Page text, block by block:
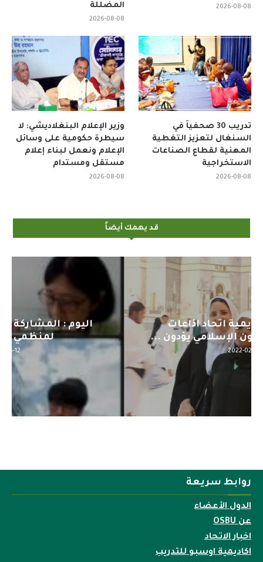
المضللة
2026-08-08
2026-08-08
وزير الإعلام البنغلاديشي: لا
سيطرة حكومية على وسائل
الإعلام ونعمل لبناء إعلام
مستقل ومستدام
2026-08-08
تدريب 30 صحفياً في
السنغال لتعزيز التغطية
المهنية لقطاع الصناعات
الاستخراجية
2026-08-08
قد يهمك أيضاً
اليوم : المشاركة بالاجتماع التحضيري
لمنظمي قمة اسيا...
روابط سريعة
الدول الأعضاء
عن OSBU
اخبار الاتحاد
اكاديمية اوسبو للتدريب